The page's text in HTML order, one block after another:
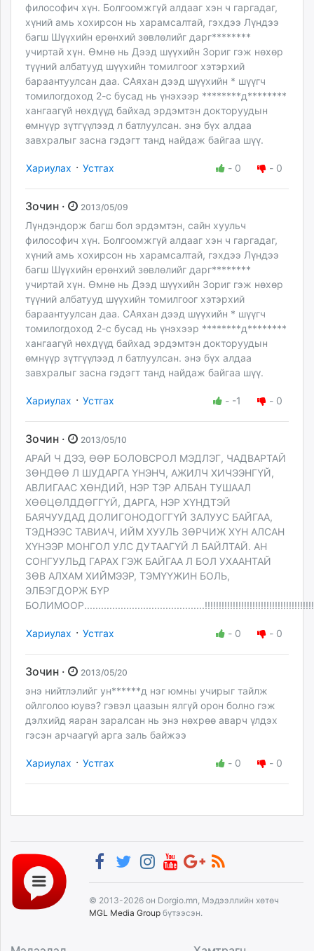
философич хүн. Болгоомжгүй алдааг хэн ч гаргадаг,
хүний амь хохирсон нь харамсалтай, гэхдээ Лүндээ
багш Шүүхийн ерөнхий зөвлөлийг дарг********
учиртай хүн. Өмнө нь Дээд шүүхийн Зориг гэж нөхөр
түүний албатууд шүүхийн томилгоог хэтэрхий
бараантуулсан даа. САяхан дээд шүүхийн * шүүгч
томилогдоход 2-с бусад нь үнэхээр ********д********
хангаагүй нөхдүүд байхад эрдэмтэн докторуудын
өмнүүр зүтгүүлээд л батлуулсан. энэ бүх алдаа
завхралыг засна гэдэгт танд найдаж байгаа шүү.
Хариулах · Устгах - 0 - 0
Зочин · 2013/05/09
Лүндэндорж багш бол эрдэмтэн, сайн хуульч
философич хүн. Болгоомжгүй алдааг хэн ч гаргадаг,
хүний амь хохирсон нь харамсалтай, гэхдээ Лүндээ
багш Шүүхийн ерөнхий зөвлөлийг дарг********
учиртай хүн. Өмнө нь Дээд шүүхийн Зориг гэж нөхөр
түүний албатууд шүүхийн томилгоог хэтэрхий
бараантуулсан даа. САяхан дээд шүүхийн * шүүгч
томилогдоход 2-с бусад нь үнэхээр ********д********
хангаагүй нөхдүүд байхад эрдэмтэн докторуудын
өмнүүр зүтгүүлээд л батлуулсан. энэ бүх алдаа
завхралыг засна гэдэгт танд найдаж байгаа шүү.
Хариулах · Устгах - -1 - 0
Зочин · 2013/05/10
АРАЙ Ч ДЭЭ, ӨӨР БОЛОВСРОЛ МЭДЛЭГ, ЧАДВАРТАЙ
ЗӨНДӨӨ Л ШУДАРГА ҮНЭНЧ, АЖИЛЧ ХИЧЭЭНГҮЙ,
АВЛИГААС ХӨНДИЙ, НЭР ТЭР АЛБАН ТУШААЛ
ХӨӨЦӨЛДДӨГГҮЙ, ДАРГА, НЭР ХҮНДТЭЙ
БАЯЧУУДАД ДОЛИГОНОДОГГҮЙ ЗАЛУУС БАЙГАА,
ТЭДНЭЭС ТАВИАЧ, ИЙМ ХУУЛЬ ЗӨРЧИЖ ХҮН АЛСАН
ХҮНЭЭР МОНГОЛ УЛС ДУТААГҮЙ Л БАЙЛТАЙ. АН
СОНГУУЛЬД ГАРАХ ГЭЖ БАЙГАА Л БОЛ УХААНТАЙ
ЗӨВ АЛХАМ ХИЙМЭЭР, ТЭМҮҮЖИН БОЛЬ,
ЭЛБЭГДОРЖ БҮР
Хариулах · Устгах - 0 - 0
Зочин · 2013/05/20
энэ нийтлэлийг ун******д нэг юмны учирыг тайлж
ойлголоо юувэ? гэвэл цаазын ялгүй орон болно гэж
дэлхийд яаран заралсан нь энэ нөхрөө аварч үлдэх
гэсэн арчаагүй арга заль байжээ
Хариулах · Устгах - 0 - 0
© 2013-2026 он Dorgio.mn, Мэдээллийн хөтөч
MGL Media Group бүтээсэн.